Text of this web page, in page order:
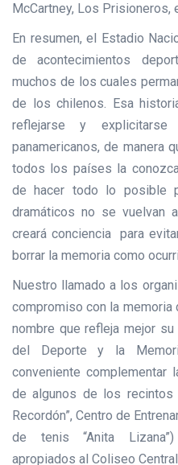
McCartney, Los Prisioneros,
En resumen, el Estadio
de acontecimientos
muchos de los cuales
de los chilenos. Esa
reflejarse y
panamericanos, de manera
todos los países la
de hacer todo lo posible
dramáticos no se vuelvan
creará conciencia para
borrar la memoria como
Nuestro llamado a los
compromiso con la memoria
nombre que refleja mejor
del Deporte y la
conveniente complementar
de algunos de los recintos
Recordón”, Centro de
de tenis “Anita
apropiados al Coliseo